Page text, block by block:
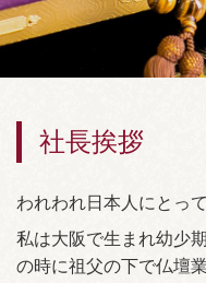
社長挨拶
われわれ日本人にとっ
私は大阪で生まれ幼少
の時に祖父の下で仏壇